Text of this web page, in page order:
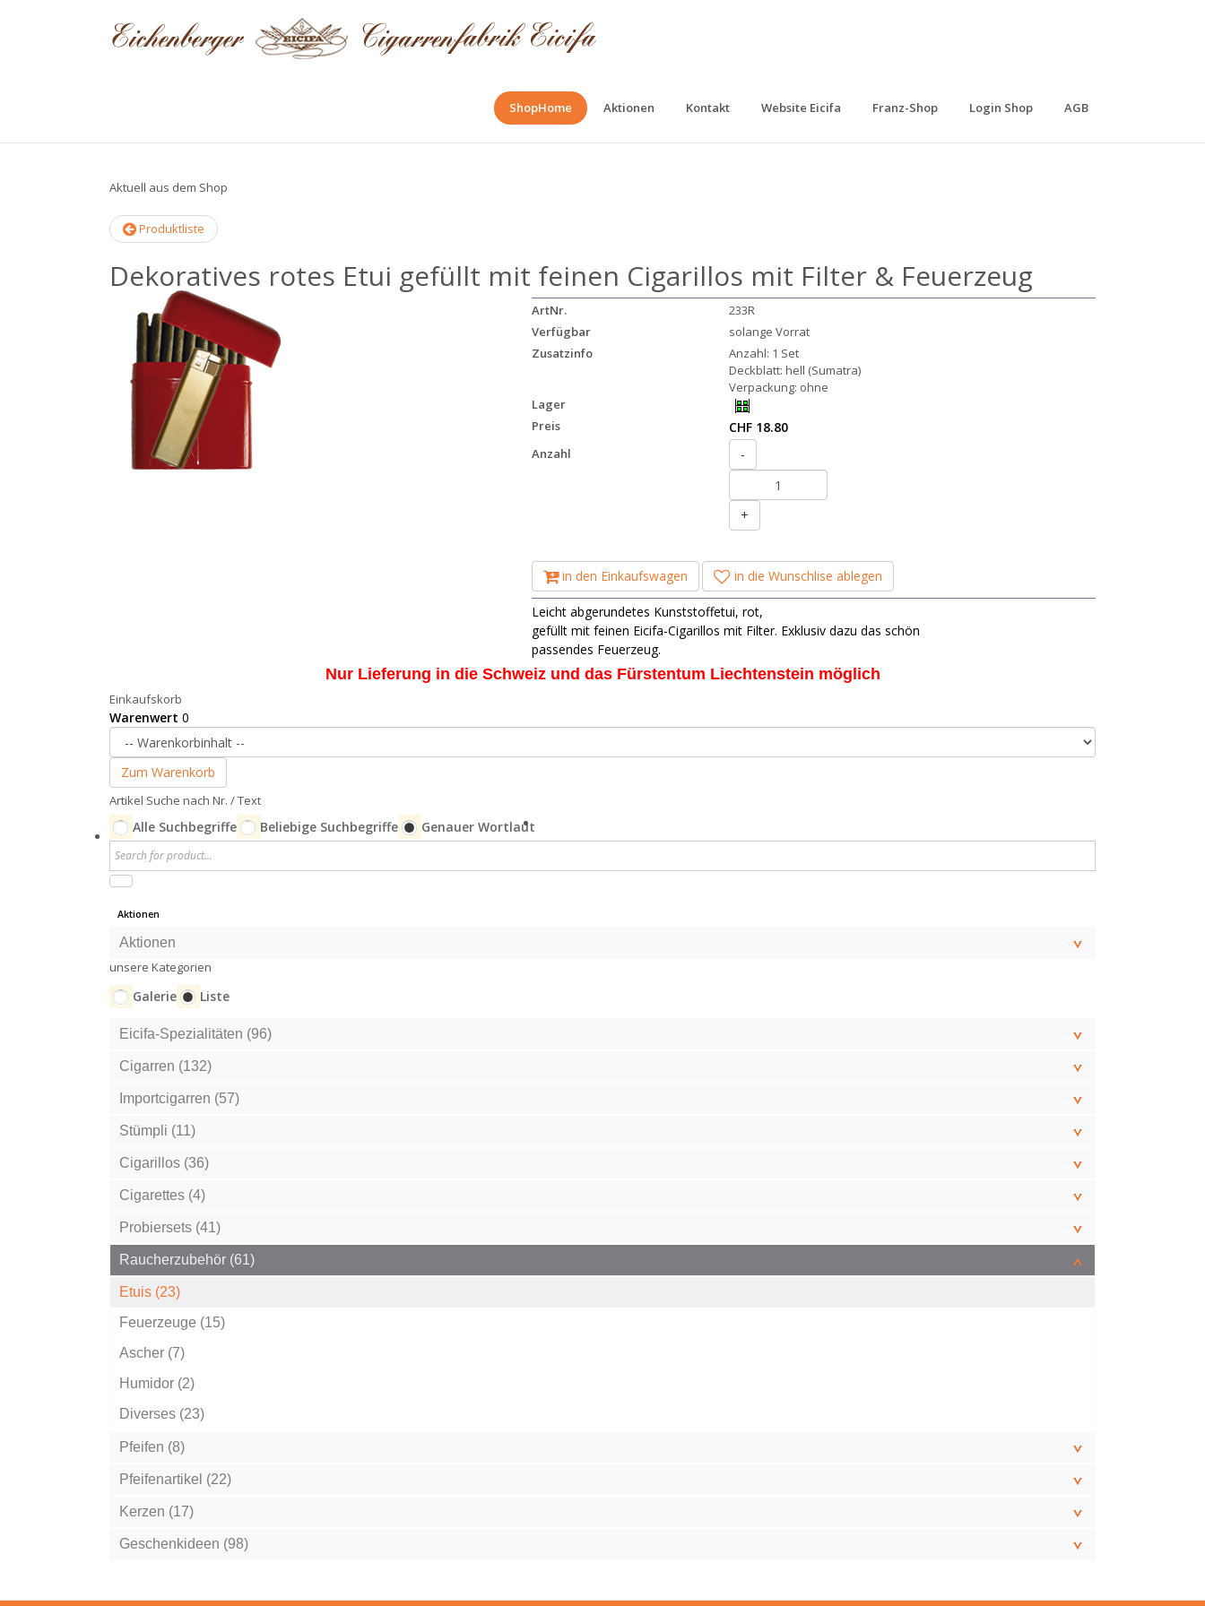
ShopHome Aktionen Kontakt Website Eicifa Franz-Shop Login Shop AGB
Aktuell aus dem Shop
Produktliste
Dekoratives rotes Etui gefüllt mit feinen Cigarillos mit Filter & Feuerzeug
ArtNr.
233R
Verfügbar
solange Vorrat
Zusatzinfo
Anzahl: 1 Set
Deckblatt: hell (Sumatra)
Verpackung: ohne
Lager
Preis
CHF 18.80
Anzahl -
+
in den Einkaufswagen in die Wunschlise ablegen
Leicht abgerundetes Kunststoffetui, rot,
gefüllt mit feinen Eicifa-Cigarillos mit Filter. Exklusiv dazu das schön
passendes Feuerzeug.
Nur Lieferung in die Schweiz und das Fürstentum Liechtenstein möglich
Einkaufskorb
Warenwert 0
Zum Warenkorb
Artikel Suche nach Nr. / Text
Alle Suchbegriffe Beliebige Suchbegriffe Genauer Wortlaut
Aktionen
Aktionen
unsere Kategorien
Galerie Liste
Eicifa-Spezialitäten (96)
Cigarren (132)
Importcigarren (57)
Stümpli (11)
Cigarillos (36)
Cigarettes (4)
Probiersets (41)
Raucherzubehör (61)
Etuis (23)
Feuerzeuge (15)
Ascher (7)
Humidor (2)
Diverses (23)
Pfeifen (8)
Pfeifenartikel (22)
Kerzen (17)
Geschenkideen (98)